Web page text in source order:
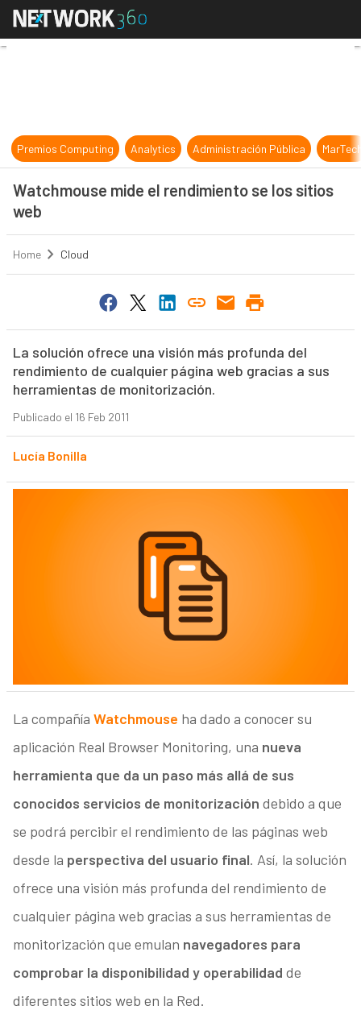
Watchmouse mide el rendimiento
Premios Computing Analytics Administración Pública
Watchmouse mide el rendimiento se los sitios
web
Home Cloud
La solución ofrece una visión más profunda del
rendimiento de cualquier página web gracias a sus
herramientas de monitorización.
Publicado el 16 Feb 2011
Lucía Bonilla
La compañía Watchmouse ha dado a conocer su
aplicación Real Browser Monitoring, una nueva
herramienta que da un paso más allá de sus
conocidos servicios de monitorización debido a que
se podrá percibir el rendimiento de las páginas web
desde la perspectiva del usuario final. Así, la solución
ofrece una visión más profunda del rendimiento de
cualquier página web gracias a sus herramientas de
monitorización que emulan navegadores para
comprobar la disponibilidad y operabilidad de
diferentes sitios web en la Red.